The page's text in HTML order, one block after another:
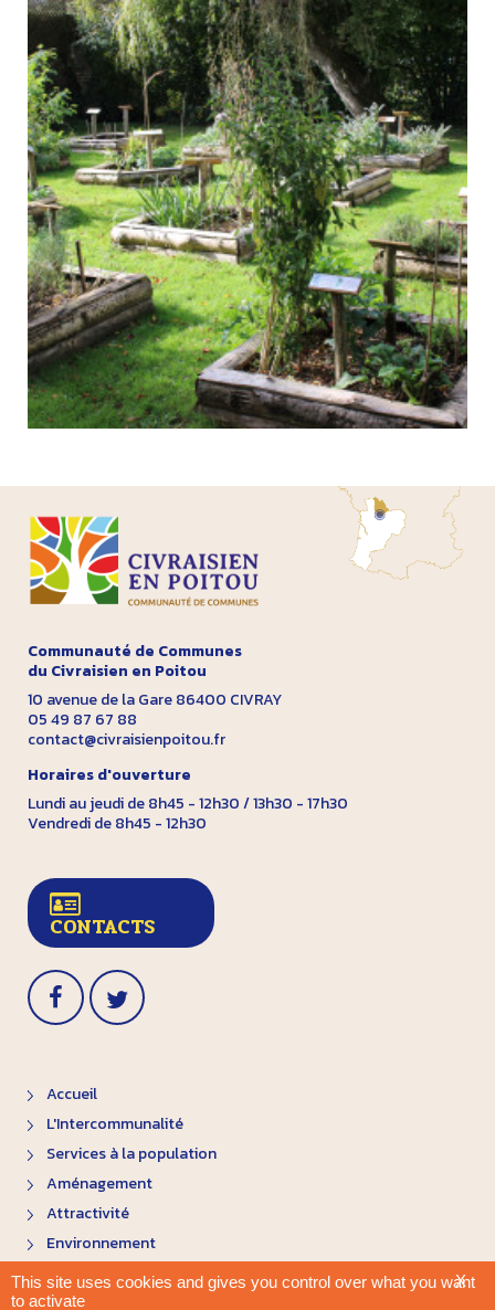
Communauté de Communes
du Civraisien en Poitou
10 avenue de la Gare 86400 CIVRAY
05 49 87 67 88
contact@civraisienpoitou.fr
Horaires d'ouverture
Lundi au jeudi de 8h45 - 12h30 / 13h30 - 17h30
Vendredi de 8h45 - 12h30
CONTACTS
Accueil
L'Intercommunalité
Services à la population
Aménagement
Attractivité
Environnement
X
This site uses cookies and gives you control over what you want
to activate